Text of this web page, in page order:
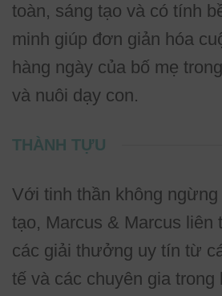
toàn, sáng tạo và có tính
minh giúp đơn giản hóa
hàng ngày của bố mẹ
và nuôi dạy con.
THÀNH TỰU
Với tinh thần không
tạo, Marcus & Marcus liên
các giải thưởng uy tín từ
tế và các chuyên gia